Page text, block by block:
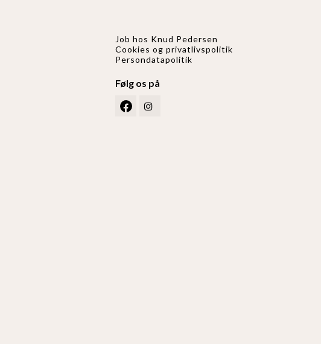
Job hos Knud Pedersen
Cookies og privatlivspolitik
Persondatapolitik
Følg os på